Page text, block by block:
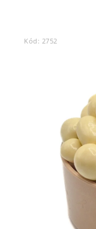
Kód: 2752